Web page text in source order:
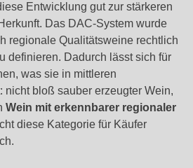
Entwicklung gut zur stärkeren
Das DAC-System wurde
regionale Qualitätsweine rechtlich
definieren. Dadurch lässt sich für
was sie in mittleren
nicht bloß sauber erzeugter Wein,
Wein mit erkennbarer regionaler
diese Kategorie für Käufer